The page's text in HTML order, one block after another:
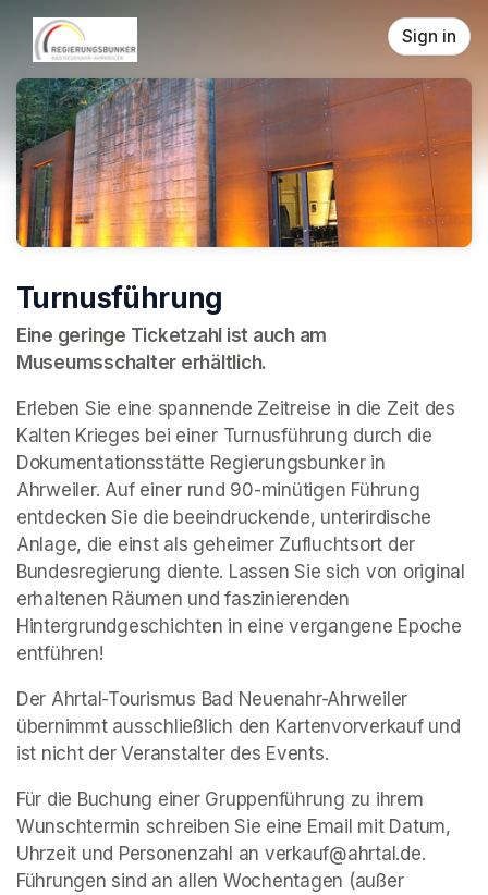
Skip header
Sign in
Turnusführung
Eine geringe Ticketzahl ist auch am
Museumsschalter erhältlich.
Erleben Sie eine spannende Zeitreise in die Zeit des
Kalten Krieges bei einer Turnusführung durch die
Dokumentationsstätte Regierungsbunker in
Ahrweiler. Auf einer rund 90-minütigen Führung
entdecken Sie die beeindruckende, unterirdische
Anlage, die einst als geheimer Zufluchtsort der
Bundesregierung diente. Lassen Sie sich von original
erhaltenen Räumen und faszinierenden
Hintergrundgeschichten in eine vergangene Epoche
entführen!
Der Ahrtal-Tourismus Bad Neuenahr-Ahrweiler
übernimmt ausschließlich den Kartenvorverkauf und
ist nicht der Veranstalter des Events.
Für die Buchung einer Gruppenführung zu ihrem
Wunschtermin schreiben Sie eine Email mit Datum,
Uhrzeit und Personenzahl an verkauf@ahrtal.de.
Führungen sind an allen Wochentagen (außer